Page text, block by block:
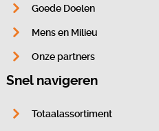
Goede Doelen
Mens en Milieu
Onze partners
Snel navigeren
Totaalassortiment